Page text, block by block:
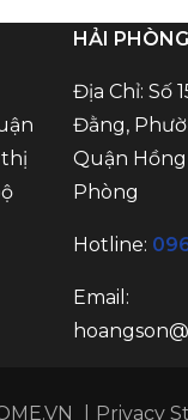
thị
HẢI PHÒNG
Địa Chỉ: Số
Đằng,
Quận Hồng
Phòng
Hotline:
Email:
Privacy